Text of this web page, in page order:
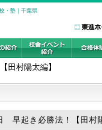
・塾｜千葉県
田村陽太編】
早起き必勝法！【田村